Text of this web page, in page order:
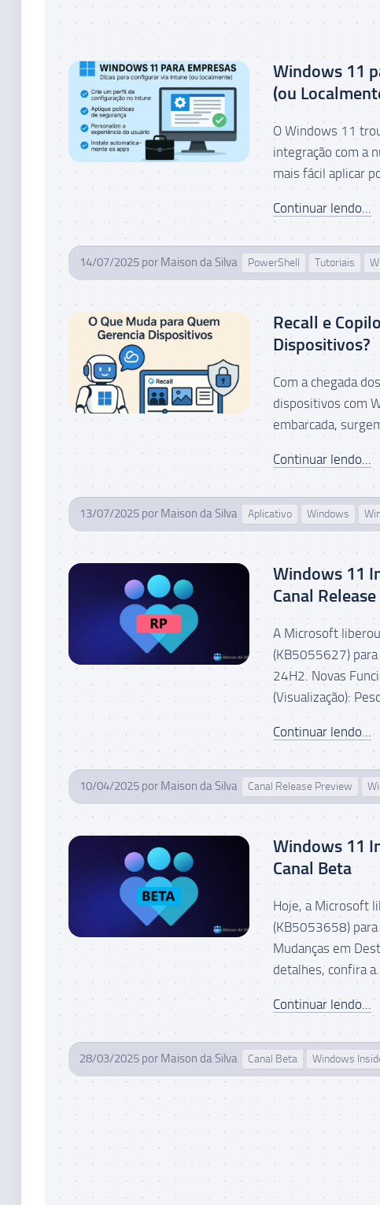
Windows 11
(ou
O Windows 11
integração com a
mais fácil aplicar
Continuar lendo...
14/07/2025 por Maison da Silva PowerShell Tutoriais
Recall e
Dispositivos?
Com a chegada
dispositivos com
embarcada,
Continuar lendo...
13/07/2025 por Maison da Silva Aplicativo Windows
Windows 11
Canal
A Microsoft
(KB5055627)
24H2. Novas
(Visualização):
Continuar lendo...
10/04/2025 por Maison da Silva Canal Release Preview
Windows 11
Canal Beta
Hoje, a Microsoft
(KB5053658)
Mudanças em
detalhes, confira
Continuar lendo...
28/03/2025 por Maison da Silva Canal Beta Windows